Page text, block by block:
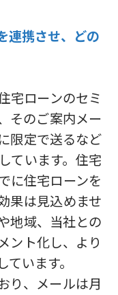
連携させ、どの
宅ローンのセミ
そのご案内メー
限定で送るなど
ています。住宅
に住宅ローンを
果は見込めませ
地域、当社との
ント化し、より
います。
り、メールは月